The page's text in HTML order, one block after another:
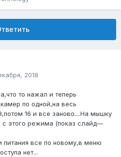
2018
то нажал и теперь
по одной,на весь
16 и все заново....На мышку
с этого режима (показ слайд—
все по новому,в меню
нет...